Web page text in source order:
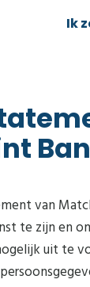
Ik
van
te zijn en
uit te